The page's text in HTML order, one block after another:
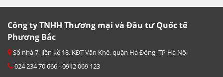
Công ty TNHH Thương mại và Đầu tư Quốc tế
Phương Bắc
Số nhà 7, liền kề 18, KĐT Văn Khê, quận Hà Đông, TP Hà Nội
024 234 70 666 - 0912 069 123